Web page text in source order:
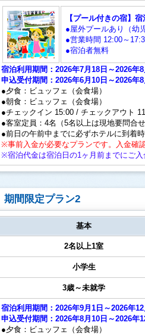
【プール付きの宿】
●屋外プールあり（幼
●営業時間 12:00～
●宿泊者無料
宿泊利用期間：2026年7月18日～2026年
申込受付期間：2026年6月10日～2026年8
●夕食：ビュッフェ（会食場）
●朝食：ビュッフェ（会食場）
●チェックイン 15:00 / チェックアウト
●客室定員：4名（5名以上は現地要問合
●前日の午前中までに必ずホテルに到着
※事前入金が必要なプランです。入金確
※宿泊代金は宿泊日の1ヶ月前までにご入
期間限定プラン2
基本
2名以上1室
小学生
3歳～未就学
宿泊利用期間：2026年9月1日～2026年
申込受付期間：2026年8月10日～2026年
●夕食：ビュッフェ（会食場）